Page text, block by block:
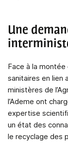
Une
Face à la
sanitaires en lien
ministères de
l’Ademe ont
expertise
un état des
le recyclage des